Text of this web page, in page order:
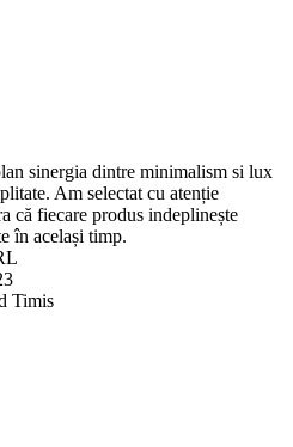
sinergia dintre minimalism si lux
Am selectat cu atenție
că fiecare produs indeplinește
în același timp.
Timis